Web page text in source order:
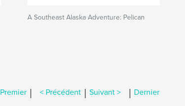
A Southeast Alaska Adventure: Pelican
Premier | < Précédent | Suivant > | Dernier